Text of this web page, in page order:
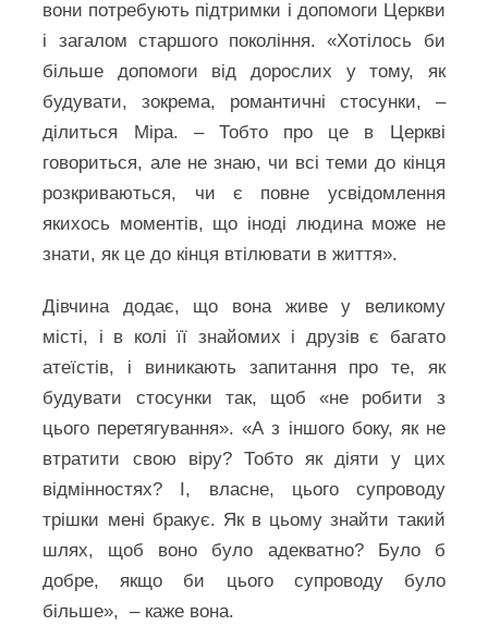
вони потребують підтримки і допомоги Церкви
і загалом старшого покоління. «Хотілось би
більше допомоги від дорослих у тому, як
будувати, зокрема, романтичні стосунки, –
ділиться Міра. – Тобто про це в Церкві
говориться, але не знаю, чи всі теми до кінця
розкриваються, чи є повне усвідомлення
якихось моментів, що іноді людина може не
знати, як це до кінця втілювати в життя».
Дівчина додає, що вона живе у великому
місті, і в колі її знайомих і друзів є багато
атеїстів, і виникають запитання про те, як
будувати стосунки так, щоб «не робити з
цього перетягування». «А з іншого боку, як не
втратити свою віру? Тобто як діяти у цих
відмінностях? І, власне, цього супроводу
трішки мені бракує. Як в цьому знайти такий
шлях, щоб воно було адекватно? Було б
добре, якщо би цього супроводу було
більше», – каже вона.